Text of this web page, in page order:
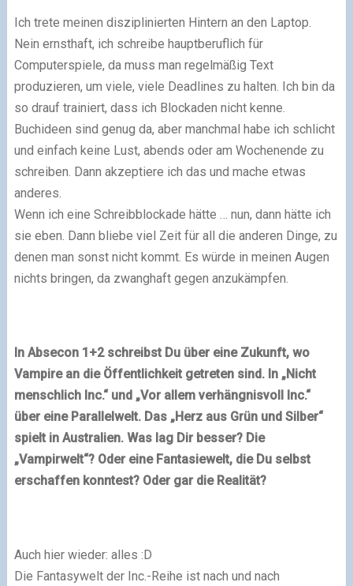
Ich trete meinen disziplinierten Hintern an den Laptop.
Nein ernsthaft, ich schreibe hauptberuflich für
Computerspiele, da muss man regelmäßig Text
produzieren, um viele, viele Deadlines zu halten. Ich bin da
so drauf trainiert, dass ich Blockaden nicht kenne.
Buchideen sind genug da, aber manchmal habe ich schlicht
und einfach keine Lust, abends oder am Wochenende zu
schreiben. Dann akzeptiere ich das und mache etwas
anderes.
Wenn ich eine Schreibblockade hätte … nun, dann hätte ich
sie eben. Dann bliebe viel Zeit für all die anderen Dinge, zu
denen man sonst nicht kommt. Es würde in meinen Augen
nichts bringen, da zwanghaft gegen anzukämpfen.
In Absecon 1+2 schreibst Du über eine Zukunft, wo
Vampire an die Öffentlichkeit getreten sind. In „Nicht
menschlich Inc.“ und „Vor allem verhängnisvoll Inc.“
über eine Parallelwelt. Das „Herz aus Grün und Silber“
spielt in Australien. Was lag Dir besser? Die
„Vampirwelt“? Oder eine Fantasiewelt, die Du selbst
erschaffen konntest? Oder gar die Realität?
Auch hier wieder: alles :D
Die Fantasywelt der Inc.-Reihe ist nach und nach